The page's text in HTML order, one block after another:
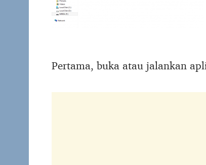
Pertama, buka atau jalankan